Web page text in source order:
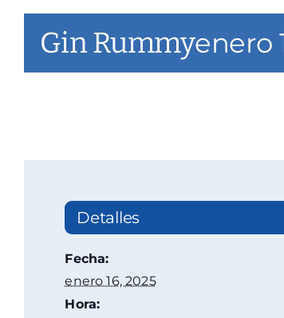
Gin Rummyenero
Detalles
Fecha:
enero 16, 2025
Hora: